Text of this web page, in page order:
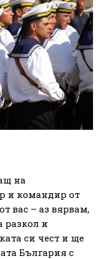
на
и командир от
вас – аз вярвам,
разкол и
си чест и ще
България с